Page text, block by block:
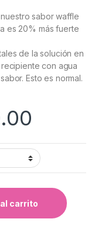
sabor waffle
es 20% más fuerte
de la solución en
con agua
Esto es normal.
carrito